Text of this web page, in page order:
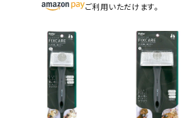
ご利用いただけます。